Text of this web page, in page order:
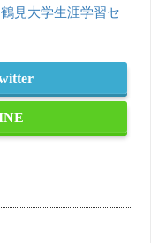
鶴見大学生涯学習セ